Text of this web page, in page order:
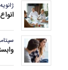
ژانویه 9, 2022
سپتامبر